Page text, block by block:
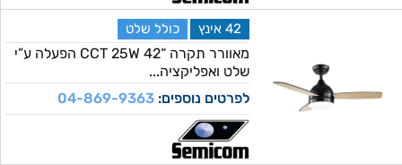
42 אינץ כולל שלט
מאוורר תקרה “CCT 25W 42 הפעלה ע”י
שלט ואפליקציה...
לפרטים נוספים:04-869-9363